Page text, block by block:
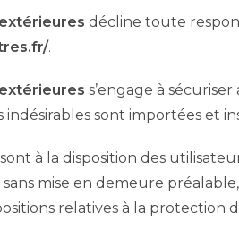
extérieures décline toute
.
extérieures s’engage à
sont importées et
à la disposition des
mise en demeure
relatives à la protection